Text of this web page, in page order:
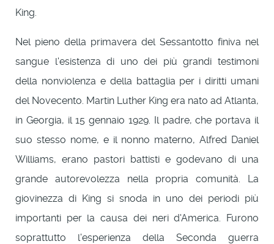
King.
Nel pieno della primavera del Sessantotto finiva nel
sangue l'esistenza di uno dei più grandi testimoni
della nonviolenza e della battaglia per i diritti umani
del Novecento. Martin Luther King era nato ad Atlanta,
in Georgia, il 15 gennaio 1929. Il padre, che portava il
suo stesso nome, e il nonno materno, Alfred Daniel
Williams, erano pastori battisti e godevano di una
grande autorevolezza nella propria comunità. La
giovinezza di King si snoda in uno dei periodi più
importanti per la causa dei neri d'America. Furono
soprattutto l'esperienza della Seconda guerra